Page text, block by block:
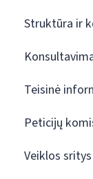
Struktūra ir
Teisinė
Peticijų
Veiklos sritys